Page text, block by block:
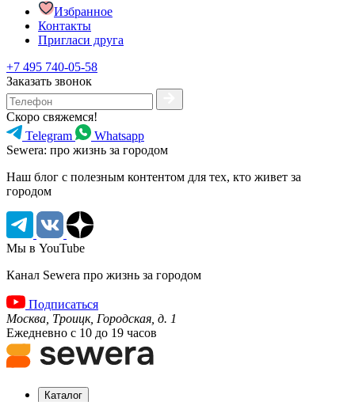
Избранное
Контакты
Пригласи друга
+7 495 740-05-58
Заказать звонок
Скоро свяжемся!
Telegram
Whatsapp
Sewera: про жизнь за городом
Наш блог c полезным контентом для тех, кто живет за
городом
Мы в YouTube
Канал Sewera про жизнь за городом
Подписаться
Москва, Троицк, Городская, д. 1
Ежедневно с 10 до 19 часов
Каталог